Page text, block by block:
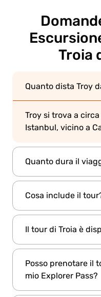
Troia
Quanto dista Troy
Troy si trova a
Istanbul, vicino a
Quanto dura il
Il viaggio completo
12-14 ore
, inclusi il
Cosa include il
Servizio di
Trasporto in
Guida di lingua
Pranzo presso
Ingresso al sito
Il tour di Troia è
Sì, il tour opera
primavera e
offrono le
Posso prenotare il
mio Explorer Pass?